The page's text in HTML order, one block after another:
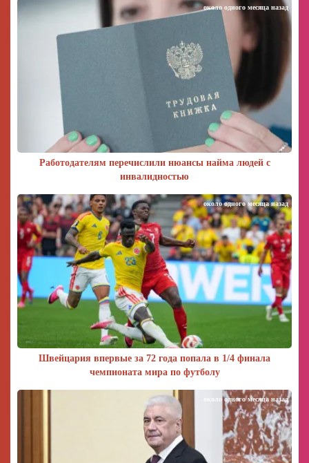
Работодателям перечислили нюансы найма людей с
инвалидностью
около одного месяца назад
Швейцария впервые за 72 года попала в 1/4 финала
чемпионата мира по футболу
около одного месяца назад
около одного месяца назад